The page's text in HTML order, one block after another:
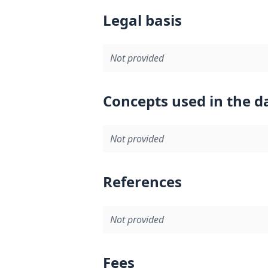
Legal basis
Not provided
Concepts used in the
Not provided
References
Not provided
Fees